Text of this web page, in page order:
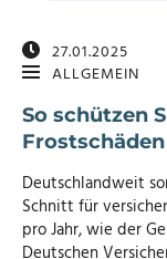
27.01.2025
ALLGEMEIN
So schützen
Frostschäden
Deutschlandweit
Schnitt für
pro Jahr, wie der
Deutschen